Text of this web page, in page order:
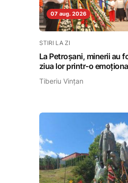
07 aug. 2026
STIRI LA ZI
La Petroșani, minerii au
ziua lor printr-o
Tiberiu Vințan